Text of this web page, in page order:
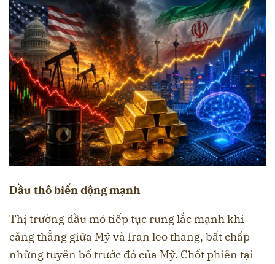
Dầu thô biến động mạnh
Thị trường dầu mỏ tiếp tục rung lắc mạnh khi
căng thẳng giữa Mỹ và Iran leo thang, bất chấp
những tuyên bố trước đó của Mỹ. Chốt phiên tại